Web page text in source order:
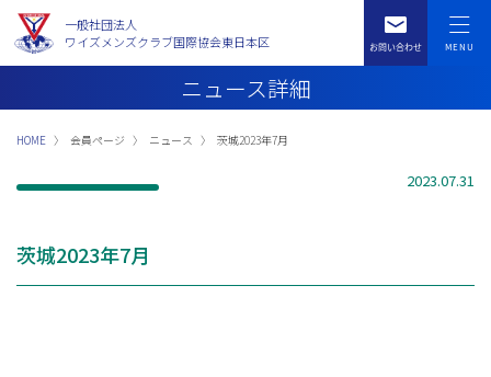
一般社団法人
ワイズメンズクラブ国際協会東日本区
ニュース詳細
HOME 会員ページ ニュース 茨城2023年7月
2023.07.31
茨城2023年7月